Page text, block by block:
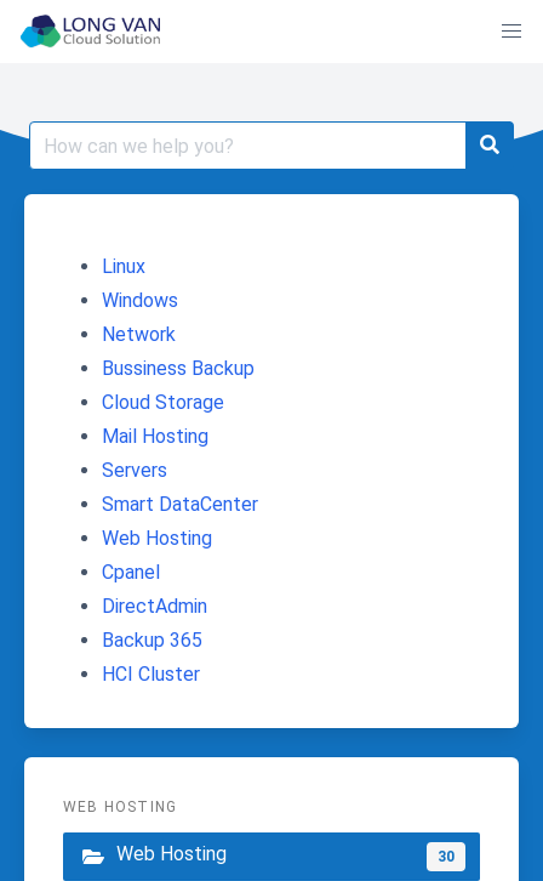
Skip
Search
for:
Linux
Windows
Network
Bussiness Backup
Cloud Storage
Mail Hosting
Servers
Smart DataCenter
Web Hosting
Cpanel
DirectAdmin
Backup 365
HCI Cluster
WEB HOSTING
Web Hosting 30